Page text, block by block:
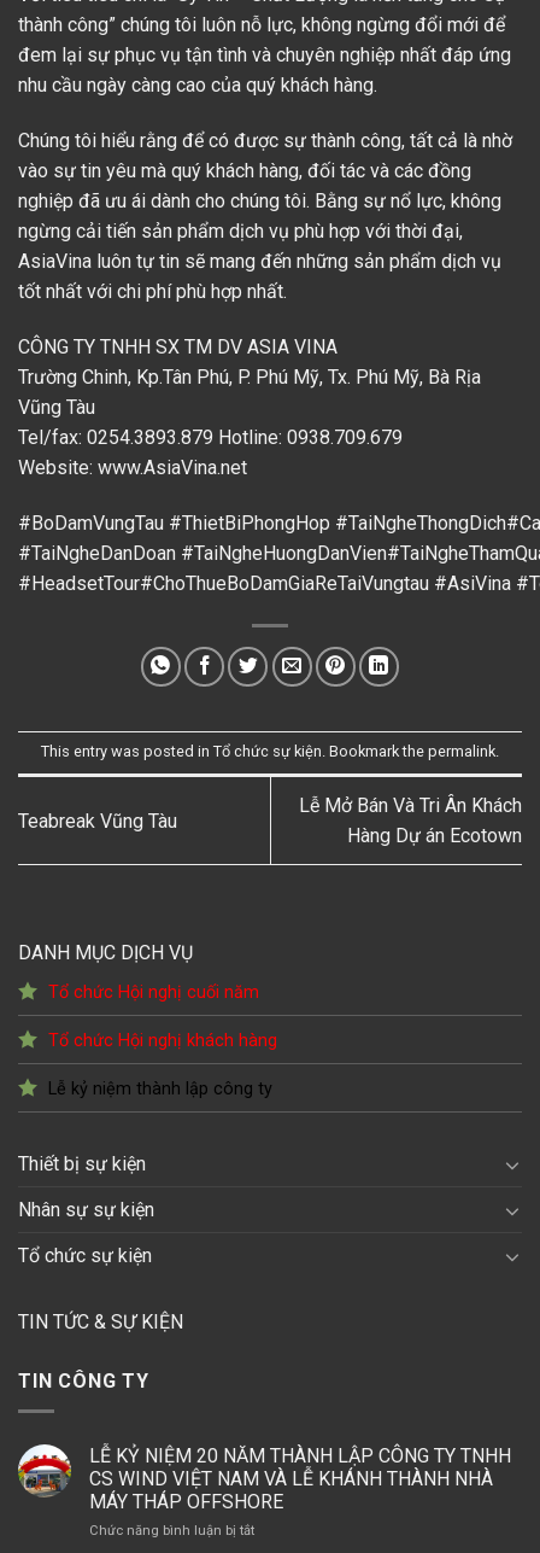
DANH MỤC DỊCH VỤ
Tổ chức Hội nghị cuối năm
Tổ chức Hội nghị khách hàng
Lễ kỷ niệm thành lập công ty
Thiết bị sự kiện
Nhân sự sự kiện
Tổ chức sự kiện
TIN TỨC & SỰ KIỆN
TIN CÔNG TY
LỄ KỶ NIỆM 20 NĂM THÀNH LẬP CÔNG TY TNHH
CS WIND VIỆT NAM VÀ LỄ KHÁNH THÀNH NHÀ
MÁY THÁP OFFSHORE
Chức năng bình luận bị tắtở
thành công” chúng tôi luôn nỗ lực, không ngừng đổi mới để
đem lại sự phục vụ tận tình và chuyên nghiệp nhất đáp ứng
nhu cầu ngày càng cao của quý khách hàng.
Chúng tôi hiểu rằng để có được sự thành công, tất cả là nhờ
vào sự tin yêu mà quý khách hàng, đối tác và các đồng
nghiệp đã ưu ái dành cho chúng tôi. Bằng sự nổ lực, không
ngừng cải tiến sản phẩm dịch vụ phù hợp với thời đại,
AsiaVina luôn tự tin sẽ mang đến những sản phẩm dịch vụ
tốt nhất với chi phí phù hợp nhất.
CÔNG TY TNHH SX TM DV ASIA VINA
Trường Chinh, Kp.Tân Phú, P. Phú Mỹ, Tx. Phú Mỹ, Bà Rịa
Vũng Tàu
Tel/fax: 0254.3893.879 Hotline: 0938.709.679
Website: www.AsiaVina.net
#BoDamVungTau #ThietBiPhongHop #TaiNgheThongDich
#TaiNgheDanDoan #TaiNgheHuongDanVien
#HeadsetTour#ChoThueBoDamGiaReTaiVungtau #AsiVina
This entry was posted in Tổ chức sự kiện. Bookmark the permalink.
Teabreak Vũng Tàu
Lễ Mở Bán Và Tri Ân Khách
Hàng Dự án Ecotown